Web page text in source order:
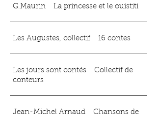
G.Maurin La princesse et le ouistiti
Les Augustes, collectif 16 contes
Les jours sont contés Collectif de
conteurs
Jean-Michel Arnaud Chansons de